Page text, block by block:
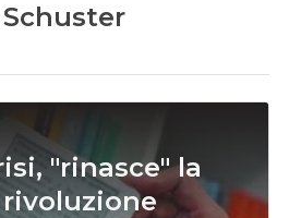
"rinasce" la
rivoluzione